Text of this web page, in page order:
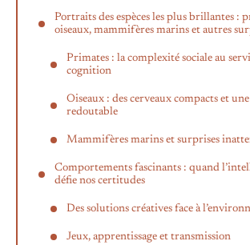
Portraits des espèces les plus brillantes :
oiseaux, mammifères marins et autres
Primates : la complexité sociale au
cognition
Oiseaux : des cerveaux compacts et
redoutable
Mammifères marins et surprises
Comportements fascinants : quand
défie nos certitudes
Des solutions créatives face à
Jeux, apprentissage et transmission